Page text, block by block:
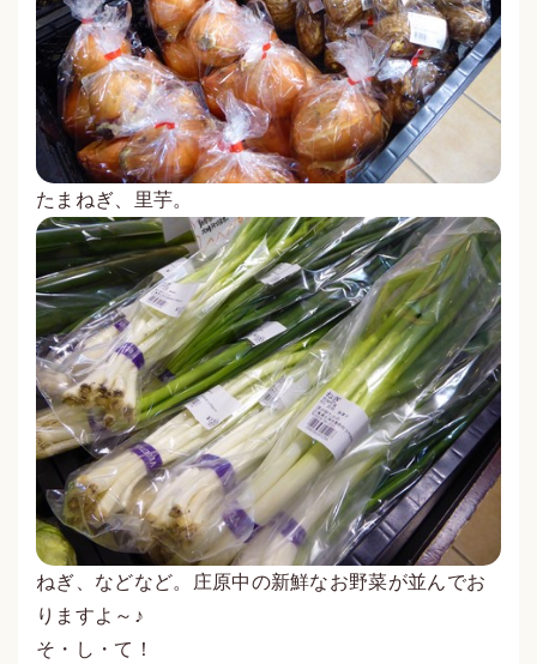
たまねぎ、里芋。
ねぎ、などなど。庄原中の新鮮なお野菜が並んでお
りますよ～♪
そ・し・て！